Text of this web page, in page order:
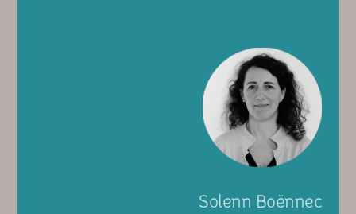
Solenn Boënnec